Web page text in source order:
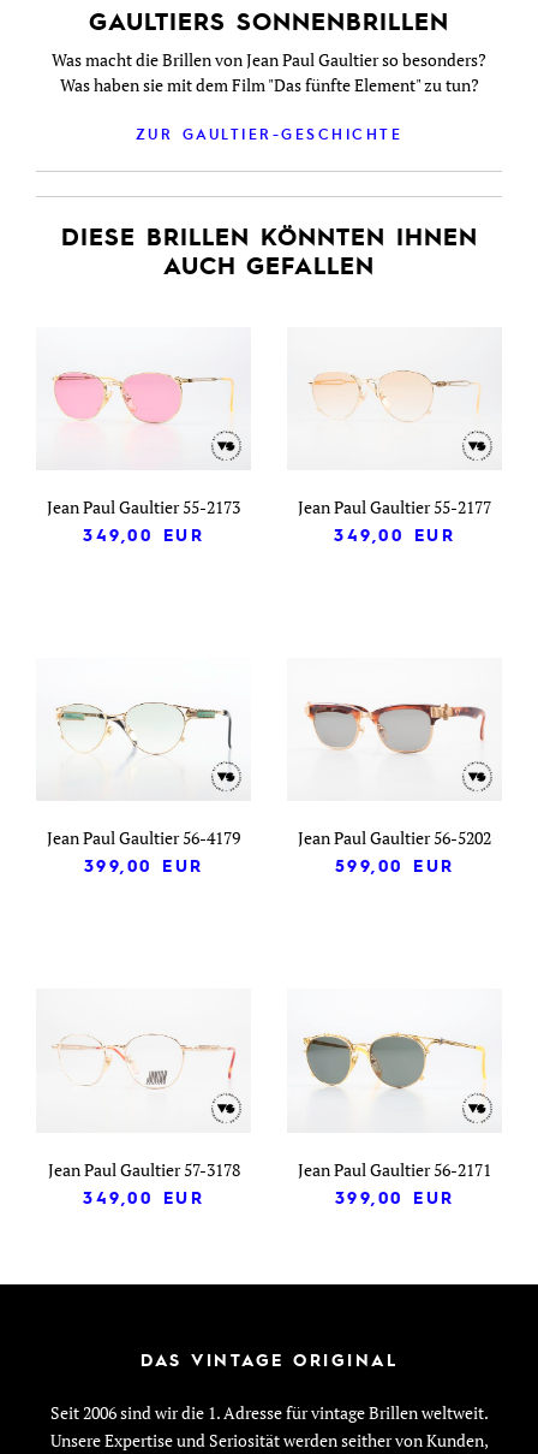
GAULTIERS SONNENBRILLEN
Was macht die Brillen von Jean Paul Gaultier so besonders?
Was haben sie mit dem Film "Das fünfte Element" zu tun?
ZUR GAULTIER-GESCHICHTE
DIESE BRILLEN KÖNNTEN IHNEN
AUCH GEFALLEN
Jean Paul Gaultier 55-2173
349,00
EUR
Jean Paul Gaultier 55-2177
349,00
EUR
Jean Paul Gaultier 56-4179
399,00
EUR
Jean Paul Gaultier 56-5202
599,00
EUR
Jean Paul Gaultier 57-3178
349,00
EUR
Jean Paul Gaultier 56-2171
399,00
EUR
DAS VINTAGE ORIGINAL
Seit 2006 sind wir die 1. Adresse für vintage Brillen weltweit.
Unsere Expertise und Seriosität werden seither von Kunden,